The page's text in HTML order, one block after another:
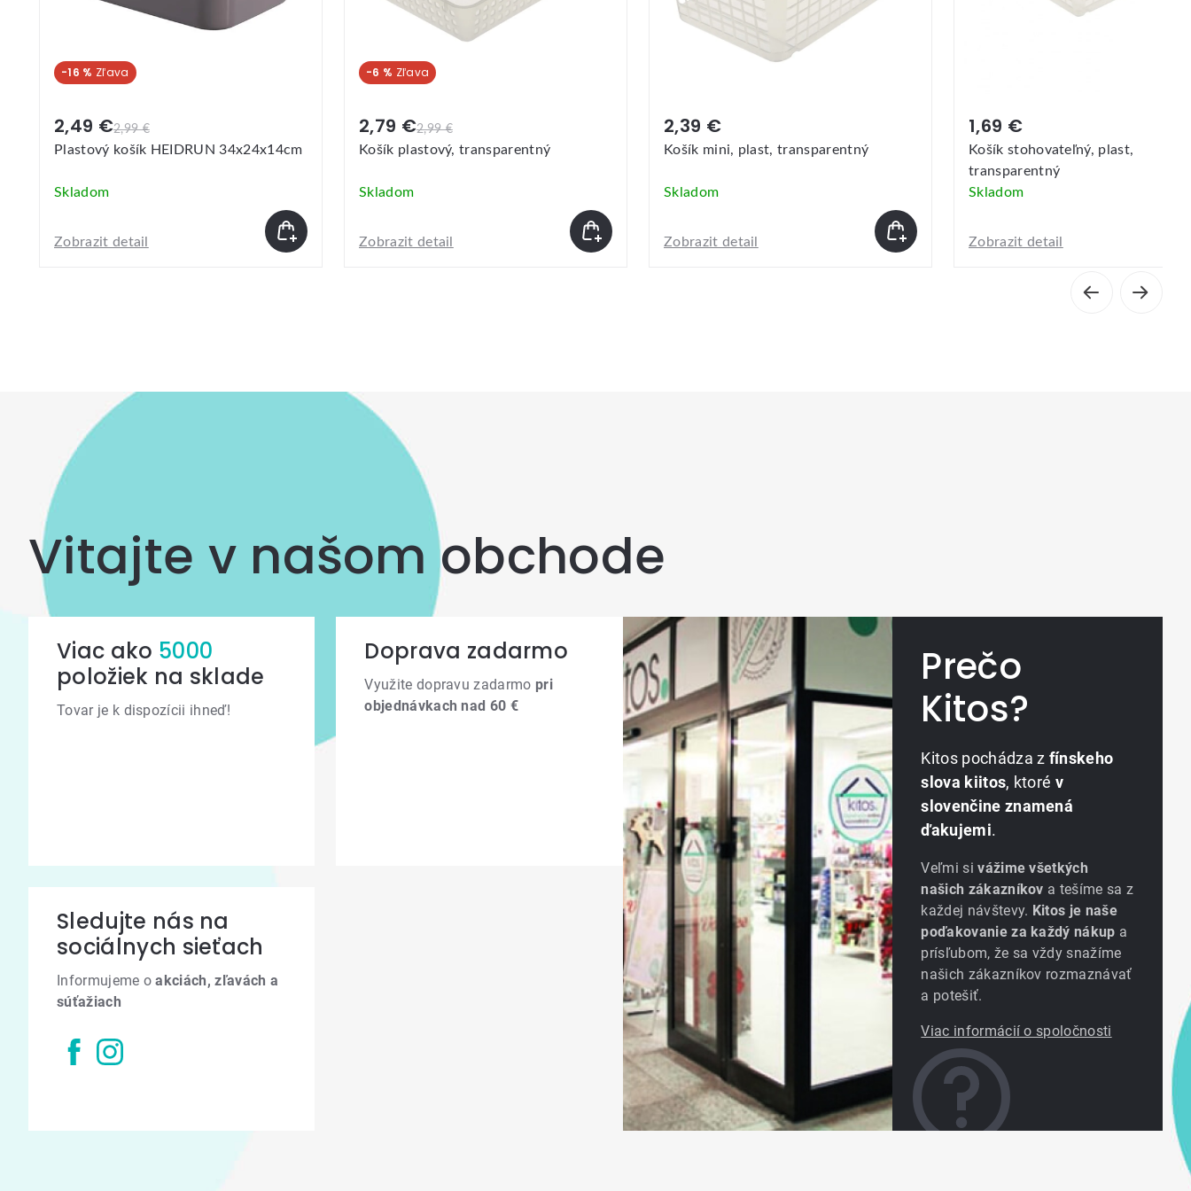
-6 %
2,99 €
2,79 €
Košík plastový, transparentný
Skladom
Zobrazit detail
2,39 €
Košík mini, plast, transparentný
Skladom
Zobrazit detail
1,69 €
Košík stohovateľný, plast,
Skladom
Zobrazit detail
1,69 €
Plastový košík HEIDRUN
MIX farieb
Skladom
Zobrazit detail
Vitajte v našom obchode
Viac ako 5000
položiek na sklade
Tovar je k dispozícii ihneď!
Doprava zadarmo
Využite dopravu zadarmo pri
objednávkach nad 60 €
Sledujte nás na
sociálnych sieťach
Informujeme oakciách, zľavách a
súťažiach
Prečo
Kitos?
Kitos pochádza z fínskeho
slova kiitos, ktoré v
slovenčine znamená
ďakujemi.
Veľmi sivážime všetkých
našich zákazníkov a tešíme sa z
každej návštevy. Kitos je naše
poďakovanie za každý nákup a
prísľubom, že sa vždy snažíme
našich zákazníkov rozmaznávať
a potešiť.
Viac informácií o spoločnosti